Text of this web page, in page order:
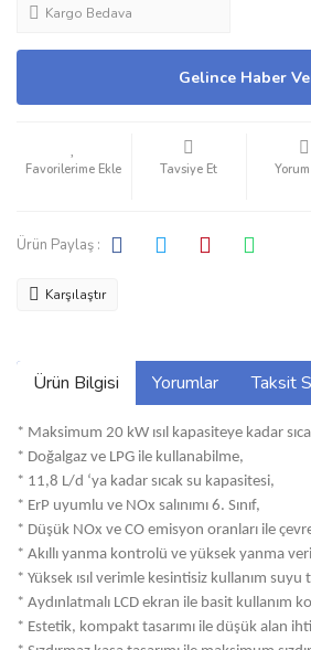
Kargo Bedava
Gelince Haber
Tavsiye Et
Ürün Paylaş :
Karşılaştır
Ürün Bilgisi Yorumlar Taksit
* Maksimum 20 kW ısıl kapasiteye kadar
* Doğalgaz ve LPG ile kullanabilme,
* 11,8 L/d ‘ya kadar sıcak su kapasitesi,
* ErP uyumlu ve NOx salınımı 6. Sınıf,
* Düşük NOx ve CO emisyon oranları ile
* Akıllı yanma kontrolü ve yüksek yanma
* Yüksek ısıl verimle kesintisiz kullanım
* Aydınlatmalı LCD ekran ile basit kullanım
* Estetik, kompakt tasarımı ile düşük alan